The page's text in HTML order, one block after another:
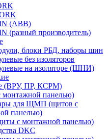
(АВВ)
(разный производитель)
блоки РБД, наборы шин
без изоляторов
на изоляторе (ШНИ)
(ВРУ, ПР, КСРМ)
панелью)
для ЩМП (щитов с
панелью)
с монтажной панелью)
DKC